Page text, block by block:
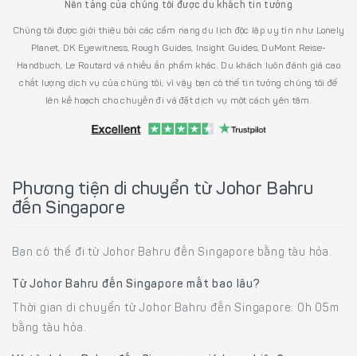
Nền tảng của chúng tôi được du khách tin tưởng
Chúng tôi được giới thiệu bởi các cẩm nang du lịch độc lập uy tín như Lonely
Planet, DK Eyewitness, Rough Guides, Insight Guides, DuMont Reise-
Handbuch, Le Routard và nhiều ấn phẩm khác. Du khách luôn đánh giá cao
chất lượng dịch vụ của chúng tôi, vì vậy bạn có thể tin tưởng chúng tôi để
lên kế hoạch cho chuyến đi và đặt dịch vụ một cách yên tâm.
Phương tiện di chuyển từ Johor Bahru
đến Singapore
Bạn có thể đi từ Johor Bahru đến Singapore bằng tàu hỏa.
Từ Johor Bahru đến Singapore mất bao lâu?
Thời gian di chuyển từ Johor Bahru đến Singapore: 0h 05m
bằng tàu hỏa.